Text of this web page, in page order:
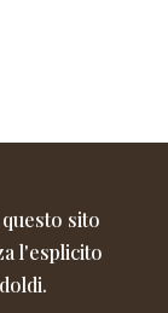
sito
l'esplicito